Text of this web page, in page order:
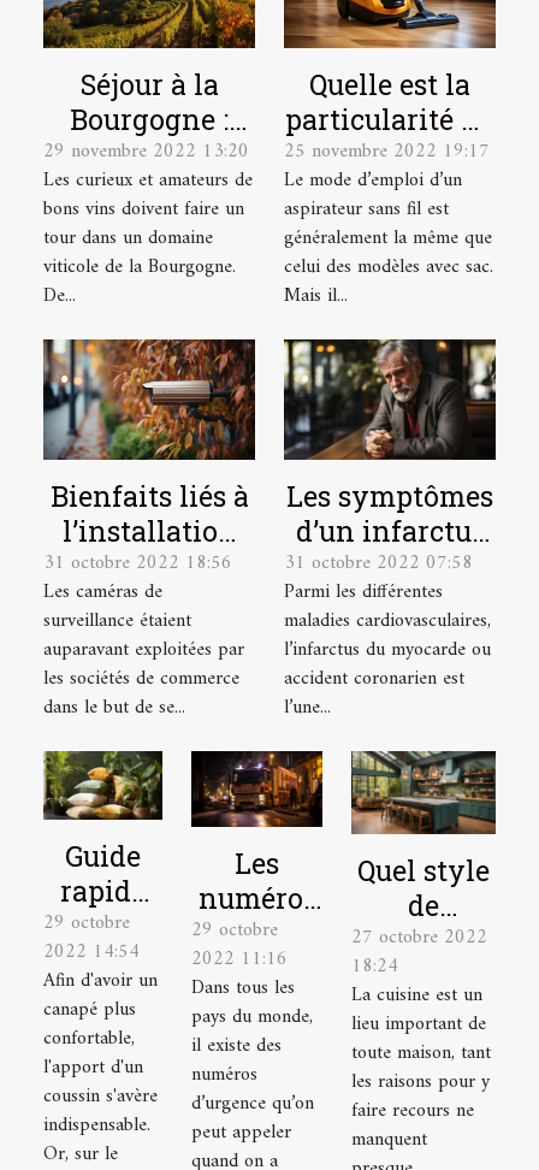
Séjour à la
Bourgogne :
quel domaine
viticole visiter
?
29 novembre 2022 13:20
Les curieux et amateurs de
bons vins doivent faire un
tour dans un domaine
viticole de la Bourgogne.
De...
Quelle est la
particularité du
mode d’emploi
d’un aspirateur
sans sacs ?
25 novembre 2022 19:17
Le mode d’emploi d’un
aspirateur sans fil est
généralement la même que
celui des modèles avec sac.
Mais il...
Bienfaits liés à
l’installation
d’une caméra
de surveillance
chez soi
31 octobre 2022 18:56
Les caméras de
surveillance étaient
auparavant exploitées par
les sociétés de commerce
dans le but de se...
Les symptômes
d’un infarctus
du myocarde et
la réaction
d'urgence à
avoir
31 octobre 2022 07:58
Parmi les différentes
maladies cardiovasculaires,
l’infarctus du myocarde ou
accident coronarien est
l’une...
Guide
rapide
pour
choisir
un
coussin
tropical
29 octobre
2022 14:54
Afin d'avoir un
canapé plus
confortable,
l'apport d'un
coussin s'avère
indispensable.
Or, sur le
Les
numéros
à appeler
en
situation
d’urgence
à Lyon
29 octobre
2022 11:16
Dans tous les
pays du monde,
il existe des
numéros
d’urgence qu’on
peut appeler
quand on a
Quel style
de
décoration
peut
rendre
votre
cuisine
sobre ?
27 octobre 2022
18:24
La cuisine est un
lieu important de
toute maison, tant
les raisons pour y
faire recours ne
manquent